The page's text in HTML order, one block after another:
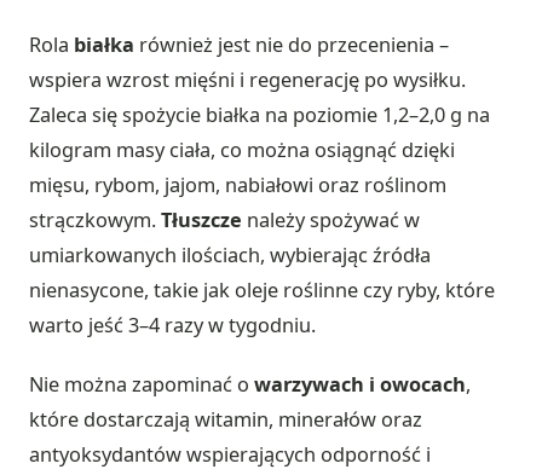
Rola białka również jest nie do przecenienia –
wspiera wzrost mięśni i regenerację po wysiłku.
Zaleca się spożycie białka na poziomie 1,2–2,0 g na
kilogram masy ciała, co można osiągnąć dzięki
mięsu, rybom, jajom, nabiałowi oraz roślinom
strączkowym.Tłuszcze należy spożywać w
umiarkowanych ilościach, wybierając źródła
nienasycone, takie jak oleje roślinne czy ryby, które
warto jeść 3–4 razy w tygodniu.
Nie można zapominać o warzywach i owocach,
które dostarczają witamin, minerałów oraz
antyoksydantów wspierających odporność i